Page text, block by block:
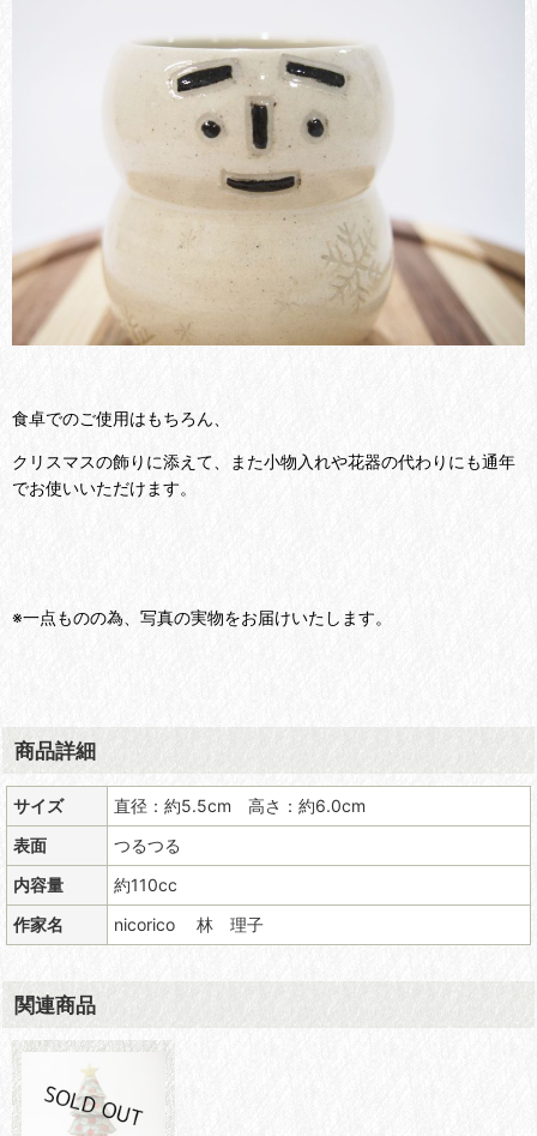
食卓でのご使用はもちろん、
クリスマスの飾りに添えて、また小物入れや花器の代わりにも通年
でお使いいただけます。
※一点ものの為、写真の実物をお届けいたします。
商品詳細
サイズ
直径：約5.5cm 高さ：約6.0cm
表面
つるつる
内容量
約110cc
作家名
nicorico 林 理子
関連商品